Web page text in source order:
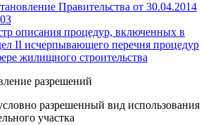
Правительства от 30.04.2014
описания процедур, включенных в
II исчерпывающего перечня процедур
жилищного строительства
разрешений
разрешенный вид использования
участка